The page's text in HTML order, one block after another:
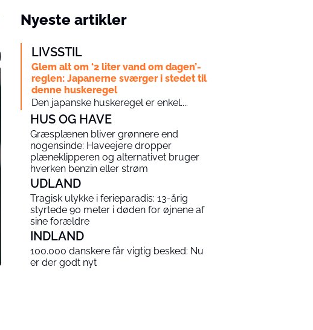
Nyeste artikler
LIVSSTIL
Glem alt om ‘2 liter vand om dagen’-
reglen: Japanerne sværger i stedet til
denne huskeregel
Den japanske huskeregel er enkel....
HUS OG HAVE
Græsplænen bliver grønnere end
nogensinde: Haveejere dropper
plæneklipperen og alternativet bruger
hverken benzin eller strøm
UDLAND
Tragisk ulykke i ferieparadis: 13-årig
styrtede 90 meter i døden for øjnene af
sine forældre
INDLAND
100.000 danskere får vigtig besked: Nu
er der godt nyt